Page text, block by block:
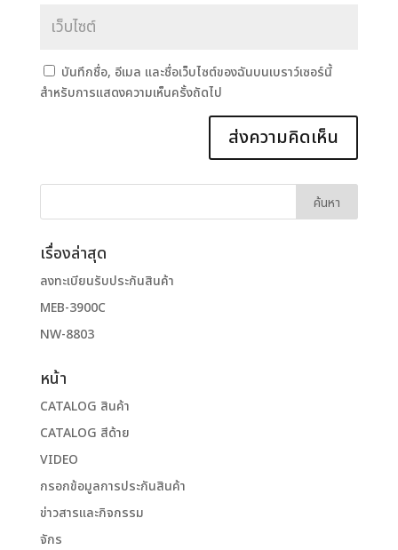
บันทึกชื่อ, อีเมล และชื่อเว็บไซต์ของฉันบนเบราว์เซอร์นี้
สำหรับการแสดงความเห็นครั้งถัดไป
เรื่องล่าสุด
ลงทะเบียนรับประกันสินค้า
MEB-3900C
NW-8803
หน้า
CATALOG สินค้า
CATALOG สีด้าย
VIDEO
กรอกข้อมูลการประกันสินค้า
ข่าวสารและกิจกรรม
จักร